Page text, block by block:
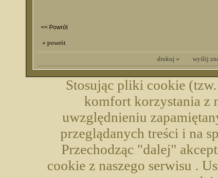
<< Powrót
« powrót
drukuj » wyślij
Stosując pliki cookie
komfort korzystania z
uwzględnieniu
przeglądanych treści i na
Przechodząc "dalej"
cookie z naszego serwisu .